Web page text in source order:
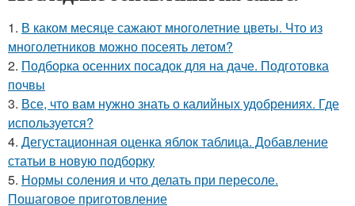
1. В каком месяце сажают многолетние цветы. Что из
многолетников можно посеять летом?
2. Подборка осенних посадок для на даче. Подготовка
почвы
3. Все, что вам нужно знать о калийных удобрениях. Где
используется?
4. Дегустационная оценка яблок таблица. Добавление
статьи в новую подборку
5. Нормы соления и что делать при пересоле.
Пошаговое приготовление